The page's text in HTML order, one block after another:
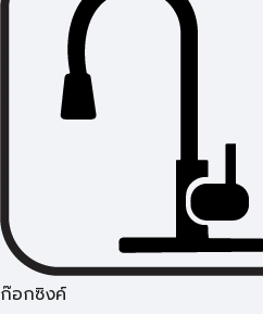
ก๊อกซิงค์